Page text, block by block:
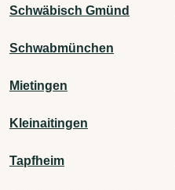
Schwäbisch Gmünd
Schwabmünchen
Mietingen
Kleinaitingen
Tapfheim